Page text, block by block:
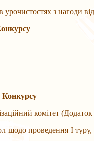
з нагоди
Конкурсу
комітет (Додаток
проведення І туру,